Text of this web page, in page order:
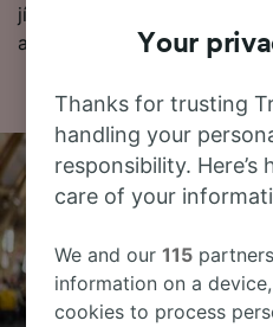
jízdenek a naše často
a posledních odjezdů vlaků.
Your
Thanks for trusting
handling your
responsibility. Here’s
care of your
We and our115
information on a
cookies to process